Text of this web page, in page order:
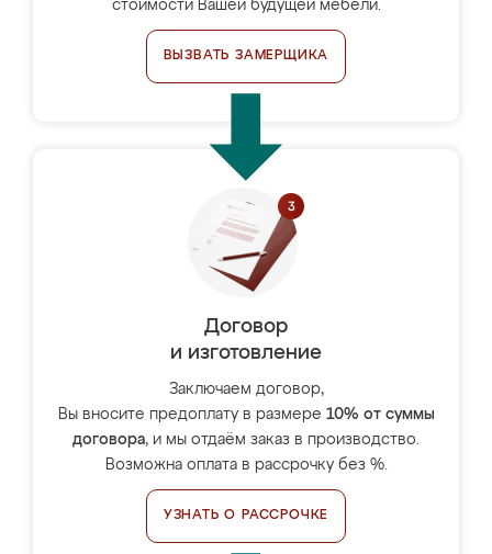
стоимости Вашей будущей мебели.
ВЫЗВАТЬ ЗАМЕРЩИКА
Договор
и изготовление
Заключаем договор,
Вы вносите предоплату в размере 10% от суммы
договора, и мы отдаём заказ в производство.
Возможна оплата в рассрочку без %.
УЗНАТЬ О РАССРОЧКЕ